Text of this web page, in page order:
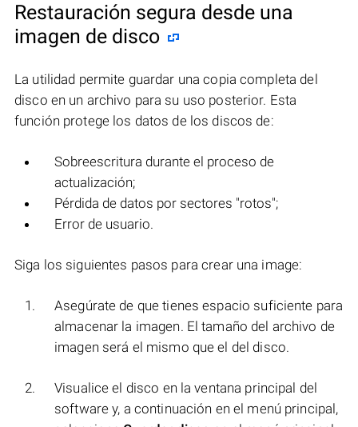
Restauración segura desde una
imagen de disco
La utilidad permite guardar una copia completa del
disco en un archivo para su uso posterior. Esta
función protege los datos de los discos de:
Sobreescritura durante el proceso de
actualización;
Pérdida de datos por sectores "rotos";
Error de usuario.
Siga los siguientes pasos para crear una image:
Asegúrate de que tienes espacio suficiente para
almacenar la imagen. El tamaño del archivo de
imagen será el mismo que el del disco.
Visualice el disco en la ventana principal del
software y, a continuación en el menú principal,